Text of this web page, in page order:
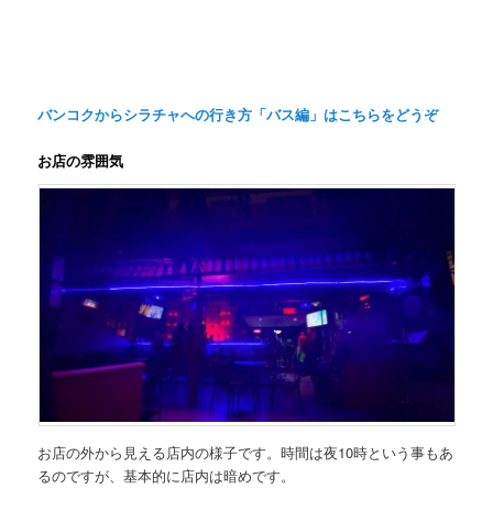
バンコクからシラチャへの行き方「バス編」はこちらをどうぞ
お店の雰囲気
お店の外から見える店内の様子です。時間は夜10時という事もあ
るのですが、基本的に店内は暗めです。